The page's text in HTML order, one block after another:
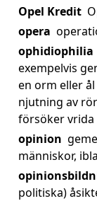
Opel Kredit
opera
ophidiophilia
exempelvis
en orm eller
njutning av
försöker vrida
opinion
människor,
politiska)